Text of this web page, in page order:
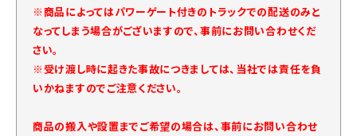
※商品によってはパワーゲート付きのトラックでの配送のみと
なってしまう場合がございますので、事前にお問い合わせくだ
さい。
※受け渡し時に起きた事故につきましては、当社では責任を負
いかねますのでご注意ください。
商品の搬入や設置までご希望の場合は、事前にお問い合わせ